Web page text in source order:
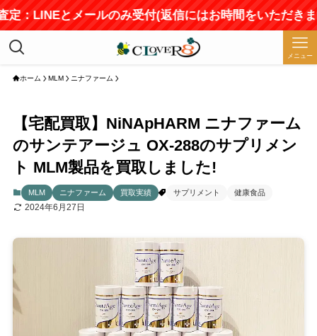
：LINEとメールのみ受付(返信にはお時間をいただきま
メニュー
ホーム MLM ニナファーム
【宅配買取】NiNApHARM ニナファーム
のサンテアージュ OX-288のサプリメン
ト MLM製品を買取しました!
MLM ニナファーム 買取実績 サプリメント 健康食品
2024年6月27日